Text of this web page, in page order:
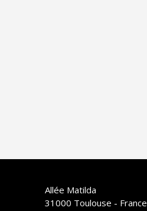
Allée Matilda
31000 Toulouse - France